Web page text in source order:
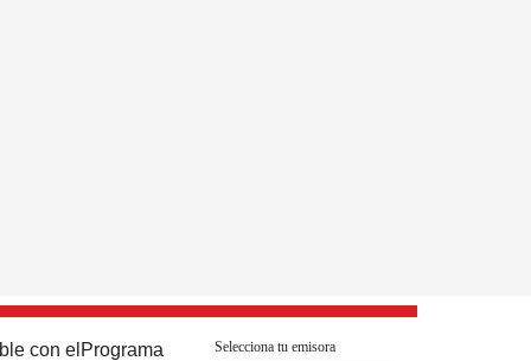
con el Programa Selecciona tu emisora